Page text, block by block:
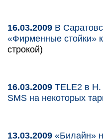
16.03.2009 В
«Фирменные стойки»
строкой)
16.03.2009 TELE2 в Н.
SMS на некоторых
13.03.2009 «Билайн»